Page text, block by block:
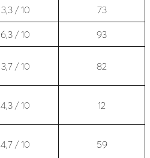
3,3 / 10 73
6,3 / 10 93
3,7 / 10 82
4,3 / 10 12
4,7 / 10 59